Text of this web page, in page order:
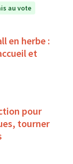
au vote
en herbe :
et
pour
tourner